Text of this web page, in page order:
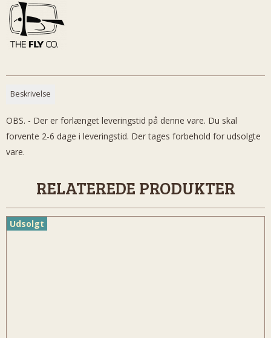
Beskrivelse
OBS. - Der er forlænget leveringstid på denne vare. Du skal
forvente 2-6 dage i leveringstid. Der tages forbehold for udsolgte
vare.
RELATEREDE PRODUKTER
Udsolgt